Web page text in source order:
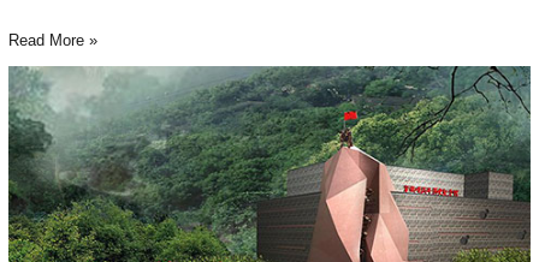
Read More »
翠
微
峰
·
战
斗
历